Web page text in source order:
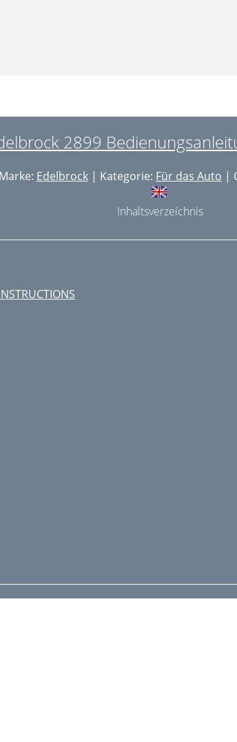
2899
Marke: Edelbrock | Kategorie: Für das Auto |
Inhaltsverzeichnis